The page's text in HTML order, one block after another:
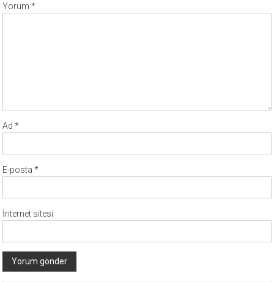
Yorum*
Ad*
E-posta*
İnternet sitesi